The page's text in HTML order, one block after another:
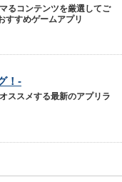
るコンテンツを厳選してご
すすめゲームアプリ
！-
ススメする最新のアプリラ